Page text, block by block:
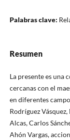
Palabras clave:
Resumen
La presente es una
cercanas con el
en diferentes
Rodríguez
Alcas, Carlos
Ahón Vargas,